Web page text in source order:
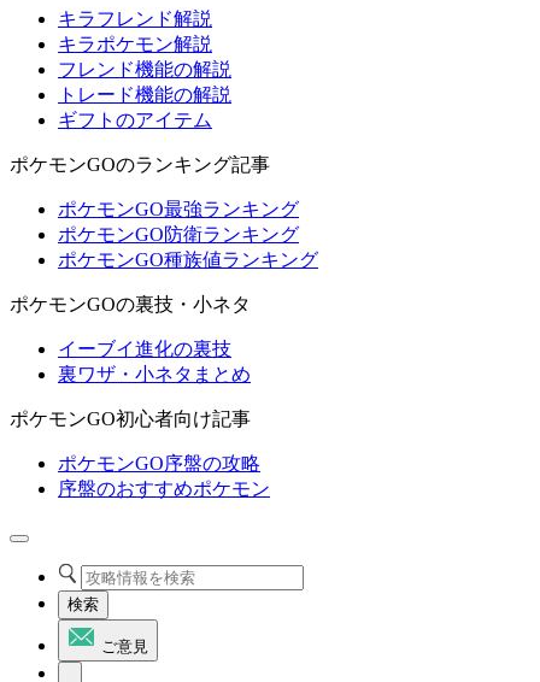
キラフレンド解説
キラポケモン解説
フレンド機能の解説
トレード機能の解説
ギフトのアイテム
ポケモンGOのランキング記事
ポケモンGO最強ランキング
ポケモンGO防衛ランキング
ポケモンGO種族値ランキング
ポケモンGOの裏技・小ネタ
イーブイ進化の裏技
裏ワザ・小ネタまとめ
ポケモンGO初心者向け記事
ポケモンGO序盤の攻略
序盤のおすすめポケモン
検索
ご意見